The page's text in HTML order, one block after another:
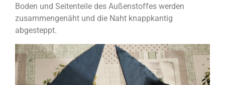
Boden und Seitenteile des Außenstoffes werden
zusammengenäht und die Naht knappkantig
abgesteppt.